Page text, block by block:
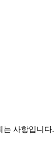
는 사항입니다.